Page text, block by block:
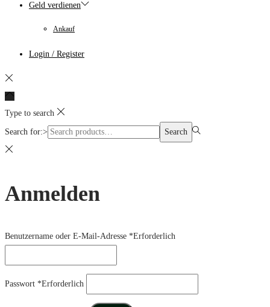
Geld verdienen
Ankauf
Login / Register
Type to search
Search for:> Search
Anmelden
Benutzername oder E-Mail-Adresse *Erforderlich
Passwort *Erforderlich